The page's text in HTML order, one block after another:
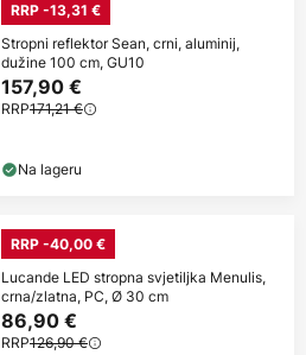
RRP -13,31 €
Stropni reflektor Sean, crni, aluminij,
dužine 100 cm, GU10
157,90 €
RRP171,21 €
Na lageru
RRP -40,00 €
Lucande LED stropna svjetiljka Menulis,
crna/zlatna, PC, Ø 30 cm
86,90 €
RRP126,90 €